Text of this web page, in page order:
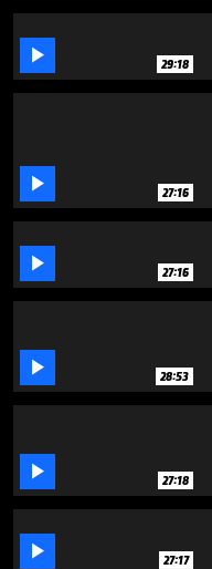
seconds
 29:18
 27:16
 27:16
 28:53
 27:18
 27:17